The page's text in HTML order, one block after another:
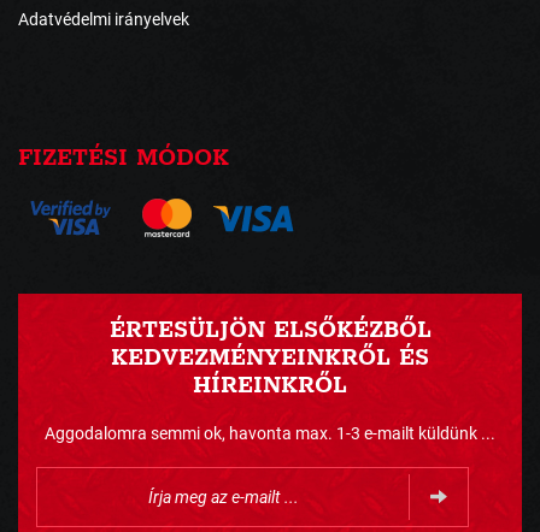
Adatvédelmi irányelvek
FIZETÉSI MÓDOK
ÉRTESÜLJÖN ELSŐKÉZBŐL
KEDVEZMÉNYEINKRŐL ÉS
HÍREINKRŐL
Aggodalomra semmi ok, havonta max. 1-3 e-mailt küldünk ...